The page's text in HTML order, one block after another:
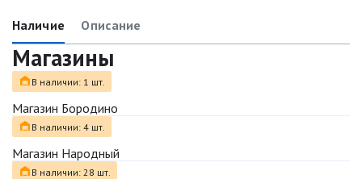
Наличие Описание
Магазины
В наличии: 1 шт.
Магазин Бородино
В наличии: 4 шт.
Магазин Народный
В наличии: 28 шт.